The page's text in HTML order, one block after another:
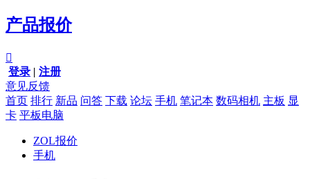
产品报价

登录 | 注册
意见反馈
首页 排行 新品 问答 下载 论坛 手机 笔记本 数码相机 主板 显
卡 平板电脑
ZOL报价
手机